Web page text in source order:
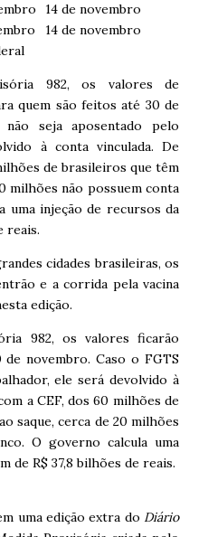
14 de novembro
14 de novembro
982, os valores de
quem são feitos até 30 de
seja aposentado pelo
à conta vinculada. De
de brasileiros que têm
milhões não possuem conta
uma injeção de recursos da
reais.
cidades brasileiras, os
e a corrida pela vacina
edição.
982, os valores ficarão
novembro. Caso o FGTS
ele será devolvido à
a CEF, dos 60 milhões de
saque, cerca de 20 milhões
O governo calcula uma
de R$ 37,8 bilhões de reais.
uma edição extra do Diário